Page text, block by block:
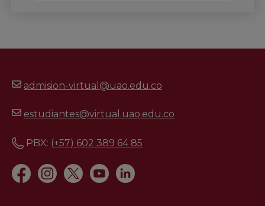
admision-virtual@uao.edu.co
estudiantes@virtual.uao.edu.co
PBX: (+57) 602 389 64 85